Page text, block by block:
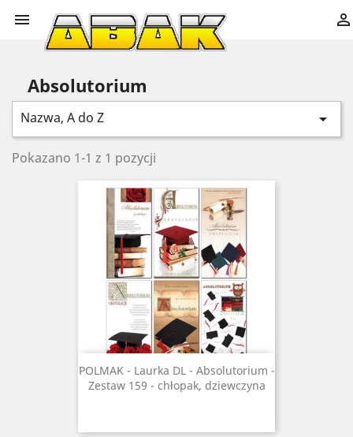
 
Absolutorium
Nazwa, A do Z 
Pokazano 1-1 z 1 pozycji
POLMAK - Laurka DL - Absolutorium -
Zestaw 159 - chłopak, dziewczyna